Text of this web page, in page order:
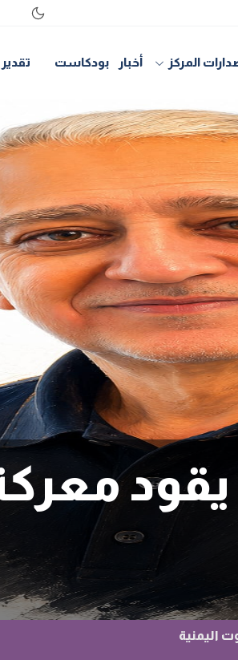
المركز أخبار بودكاست
اليمنية